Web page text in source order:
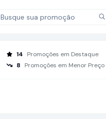
Busque sua promoção
14
Promoções em Destaque
8
Promoções em Menor Preço